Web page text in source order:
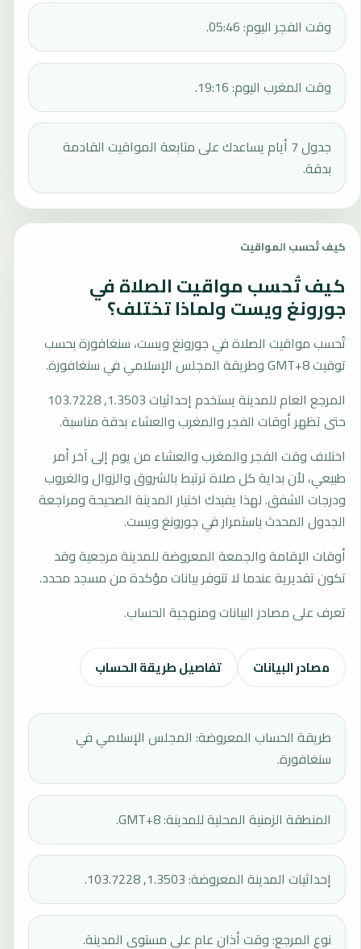
وقت الفجر اليوم: 05:46.
وقت المغرب اليوم: 19:16.
جدول 7 أيام يساعدك على متابعة المواقيت القادمة
بدقة.
كيف تُحسب المواقيت
كيف تُحسب مواقيت الصلاة في
جورونغ ويست ولماذا تختلف؟
تُحسب مواقيت الصلاة في جورونغ ويست، سنغافورة بحسب
توقيت GMT+8 وطريقة المجلس الإسلامي في سنغافورة.
المرجع العام للمدينة يستخدم إحداثيات 1.3503, 103.7228
حتى تظهر أوقات الفجر والمغرب والعشاء بدقة مناسبة.
اختلاف وقت الفجر والمغرب والعشاء من يوم إلى آخر أمر
طبيعي، لأن بداية كل صلاة ترتبط بالشروق والزوال والغروب
ودرجات الشفق. لهذا يفيدك اختيار المدينة الصحيحة ومراجعة
الجدول المحدث باستمرار في جورونغ ويست.
أوقات الإقامة والجمعة المعروضة للمدينة مرجعية وقد
تكون تقديرية عندما لا تتوفر بيانات مؤكدة من مسجد محدد.
تعرف على مصادر البيانات ومنهجية الحساب.
مصادر البيانات تفاصيل طريقة الحساب
طريقة الحساب المعروضة: المجلس الإسلامي في
سنغافورة.
المنطقة الزمنية المحلية للمدينة: GMT+8.
إحداثيات المدينة المعروضة: 1.3503, 103.7228.
نوع المرجع: وقت أذان عام على مستوى المدينة.